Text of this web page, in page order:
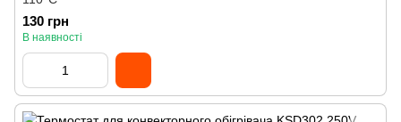
130 грн
В наявності